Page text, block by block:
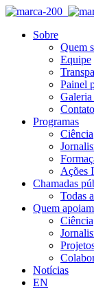
Sobre
Quem
Equipe
Painel
Galeria
Contato
Programas
Ciência
Ações
Chamadas
Todas
Quem
Ciência
Notícias
EN